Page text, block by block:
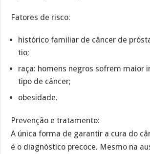
Fatores de risco:
histórico familiar de câncer de
tio;
raça: homens negros sofrem maior
tipo de câncer;
obesidade.
Prevenção e tratamento:
A única forma de garantir a cura do
é o diagnóstico precoce. Mesmo na